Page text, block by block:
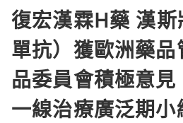
復宏漢霖H藥 漢
單抗）獲歐洲藥
品委員會積極意
一線治療廣泛期小